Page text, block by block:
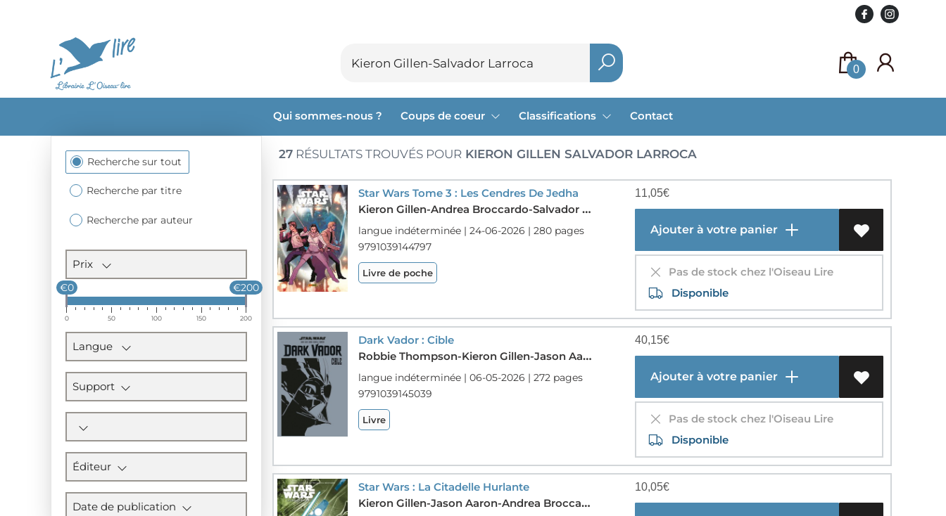
0
Qui sommes-nous ? Coups de coeur Classifications Contact
Section
des
filtres
Recherche sur tout
Recherche par titre
Recherche par auteur
Prix
€0 €200
0 50 100 150 200
Langue
Support
Éditeur
Date de publication
27 RÉSULTATS TROUVÉS POUR KIERON GILLEN SALVADOR LARROCA
Star Wars Tome 3 : Les Cendres De Jedha
Kieron Gillen-Andrea Broccardo-Salvador Larroca
langue indéterminée | 24-06-2026 | 280 pages
9791039144797
Livre de poche
11,05€
Ajouter à votre panier
Pas de stock chez l'Oiseau Lire
Disponible
Dark Vador : Cible
Robbie Thompson-Kieron Gillen-Jason Aaron-Stefano Landini-Salvador Larroca-Mike Deodato Jr.
langue indéterminée | 06-05-2026 | 272 pages
9791039145039
Livre
40,15€
Ajouter à votre panier
Pas de stock chez l'Oiseau Lire
Disponible
Star Wars : La Citadelle Hurlante
Kieron Gillen-Jason Aaron-Andrea Broccardo-Mike Mayhew-Marco Checchetto-Salvador Larroca
10,05€